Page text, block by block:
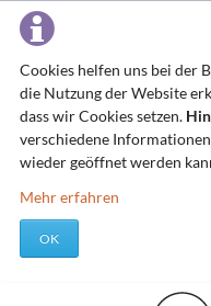
Cookies helfen uns bei der
die Nutzung der Website
dass wir Cookies setzen.
verschiedene
wieder geöffnet werden
Mehr erfahren
OK